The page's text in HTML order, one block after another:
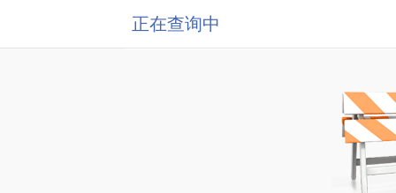
正在查询中